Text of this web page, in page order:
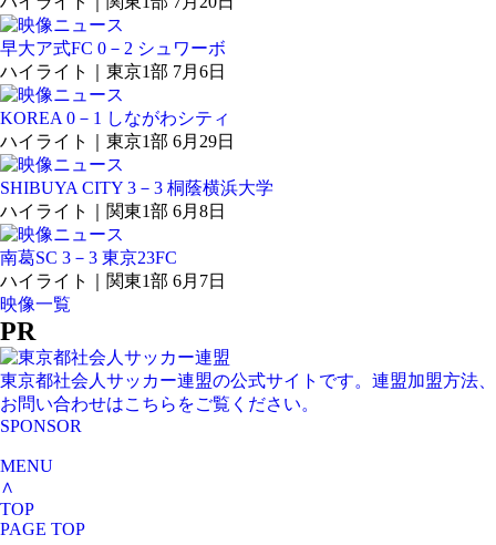
早大ア式FC 0－2 シュワーボ
ハイライト｜東京1部 7月6日
KOREA 0－1 しながわシティ
ハイライト｜東京1部 6月29日
SHIBUYA CITY 3－3 桐蔭横浜大学
ハイライト｜関東1部 6月8日
南葛SC 3－3 東京23FC
ハイライト｜関東1部 6月7日
映像一覧
PR
東京都社会人サッカー連盟の公式サイトです。連盟加盟方法、
お問い合わせはこちらをご覧ください。
SPONSOR
MENU
∧
TOP
PAGE TOP